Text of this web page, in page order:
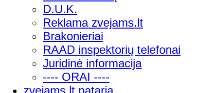
D.U.K.
Reklama zvejams.lt
Brakonieriai
RAAD inspektorių telefonai
Juridinė informacija
---- ORAI ----
zvejams.lt pataria